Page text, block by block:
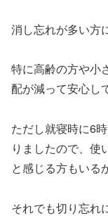
消し忘れが多い方
特に高齢の方や小
配が減って安心し
ただし就寝時に6
りましたので、使
と感じる方もいる
それでも切り忘れ